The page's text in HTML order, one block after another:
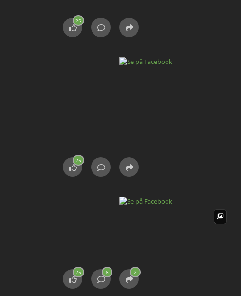
25
25
25 8 2